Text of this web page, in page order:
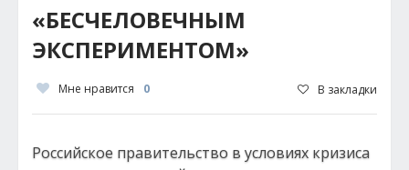
«БЕСЧЕЛОВЕЧНЫМ
ЭКСПЕРИМЕНТОМ»
Мне нравится 0 В закладки
Российское правительство в условиях кризиса